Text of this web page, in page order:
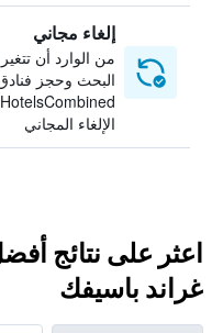
إلغاء مجاني
من الوارد أن
البحث وحجز
الإلغاء المجاني
اعثر على نتائج
غراند باسيفك